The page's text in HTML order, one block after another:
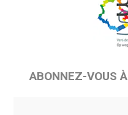
ABONNEZ-VOUS